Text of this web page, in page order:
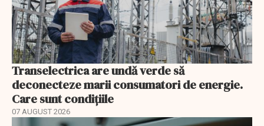
Transelectrica are undă verde să
deconecteze marii consumatori de energie.
Care sunt condițiile
07 AUGUST 2026